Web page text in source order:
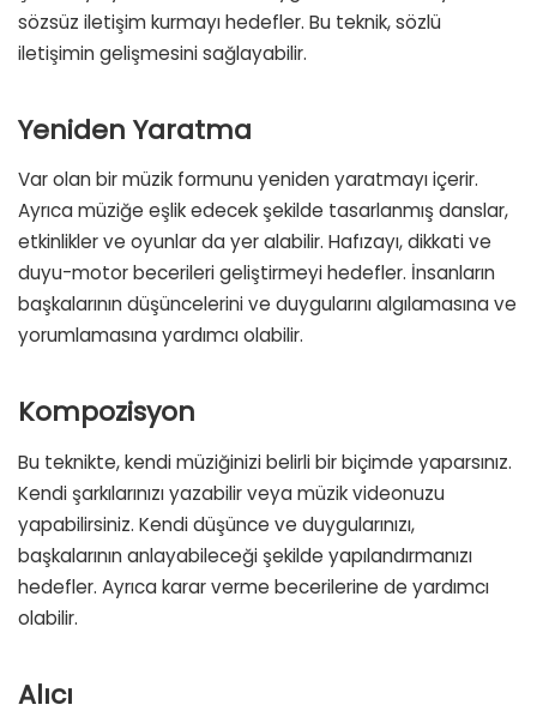
sözsüz iletişim kurmayı hedefler. Bu teknik, sözlü
iletişimin gelişmesini sağlayabilir.
Yeniden Yaratma
Var olan bir müzik formunu yeniden yaratmayı içerir.
Ayrıca müziğe eşlik edecek şekilde tasarlanmış danslar,
etkinlikler ve oyunlar da yer alabilir. Hafızayı, dikkati ve
duyu-motor becerileri geliştirmeyi hedefler. İnsanların
başkalarının düşüncelerini ve duygularını algılamasına ve
yorumlamasına yardımcı olabilir.
Kompozisyon
Bu teknikte, kendi müziğinizi belirli bir biçimde yaparsınız.
Kendi şarkılarınızı yazabilir veya müzik videonuzu
yapabilirsiniz. Kendi düşünce ve duygularınızı,
başkalarının anlayabileceği şekilde yapılandırmanızı
hedefler. Ayrıca karar verme becerilerine de yardımcı
olabilir.
Alıcı